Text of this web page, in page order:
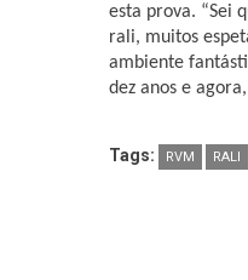
esta prova. “Sei
rali, muitos
ambiente
dez anos e
Tags: RVM RALI